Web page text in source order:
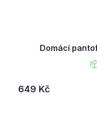
Domácí
649 Kč